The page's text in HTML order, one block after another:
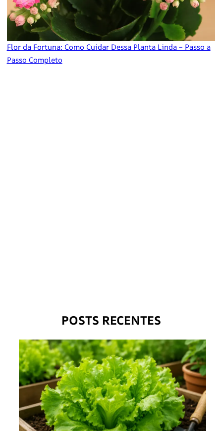
Flor da Fortuna: Como Cuidar Dessa Planta Linda – Passo a
Passo Completo
POSTS RECENTES